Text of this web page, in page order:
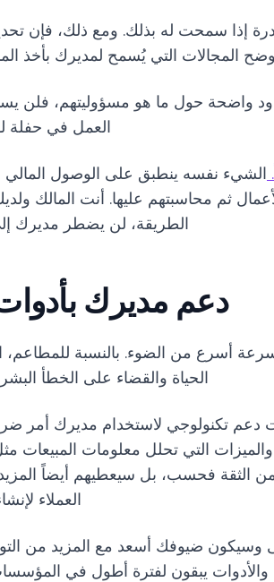
إذا سمحت له بذلك. ومع ذلك، فإن
المجالات التي يُسمح لمديرك بأخذ
حول ما هو مسؤوليتهم، فلن
العمل في حفلة
الشيء نفسه ينطبق على الوصول المالي
ثم محاسبتهم عليها. أنت المالك
الطريقة، لن يضطر مديرك
دعم مديرك بأدوات
أسرع من الضوء. بالنسبة للمطاعم،
الحياة والقضاء على الخطأ
دعم تكنولوجي لاستخدام مديرك أمر
التي تحلل معلومات المبيعات
من الثقة فحسب، بل سيعطيهم أيضاً
العملاء
ضيوفك أسعد مع المزيد من
والأدوات يبقون لفترة أطول في